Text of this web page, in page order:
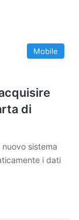
Mobile
di
sistema
i dati